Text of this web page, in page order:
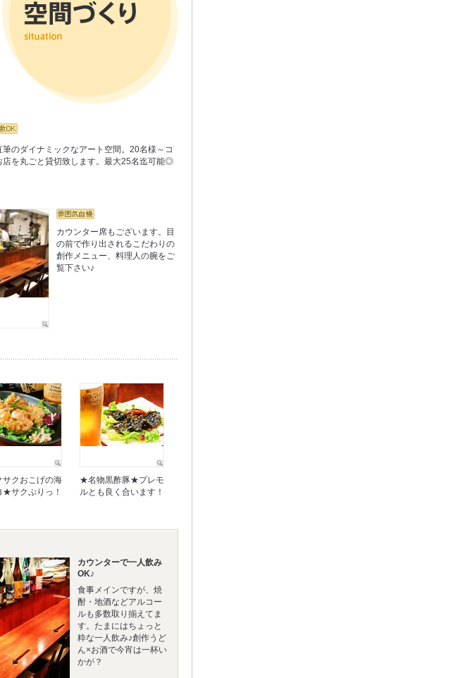
のダイナミックなアート空間。20名様～コ
店を丸ごと貸切致します。最大25名迄可能◎
カウンター席もございます。目
の前で作り出されるこだわりの
創作メニュー、料理人の腕をご
覧下さい♪
クおこげの海
★サクぷりっ！
★名物黒酢豚★プレモ
ルとも良く合います！
カウンターで一人飲み
OK♪
食事メインですが、焼
酎・地酒などアルコー
ルも多数取り揃えてま
す。たまにはちょっと
粋な一人飲み♪創作うど
ん×お酒で今宵は一杯い
かが？